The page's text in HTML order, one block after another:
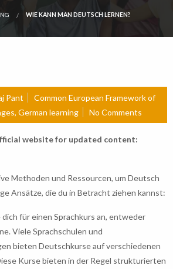
WIE KANN MAN DEUTSCH LERNEN?
Pant
Common European Framework of
, German learning No Comments
website for updated content:
Methoden und Ressourcen, um Deutsch
Ansätze, die du in Betracht ziehen kannst:
für einen Sprachkurs an, entweder
Viele Sprachschulen und
bieten Deutschkurse auf verschiedenen
Kurse bieten in der Regel strukturierten